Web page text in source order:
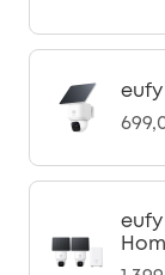
eufy
eufy